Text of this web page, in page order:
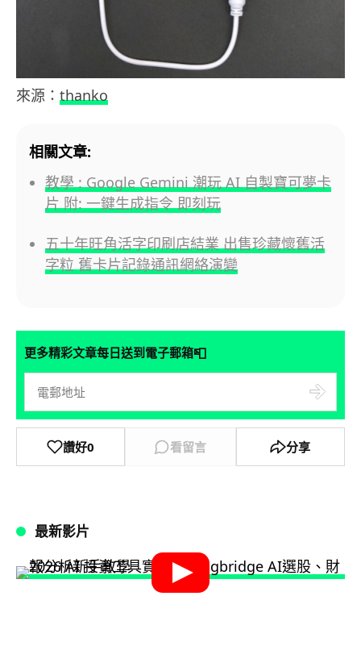
來源： thanko
相關文章:
教學 : Google Gemini 潮玩 AI 自製寶可夢卡
片 附: 一鍵生成指令 即刻玩
五十年旺角活字印刷店結業 出售珍藏懷舊活
字粒 舊卡片記錄通訊網絡演變
更多精彩文章每日送到電子郵箱📮
讚好0 看留言 分享
最新影片